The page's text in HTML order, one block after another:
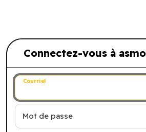
Connectez-vous à
Connectez-vous à
Courriel
Mot de passe